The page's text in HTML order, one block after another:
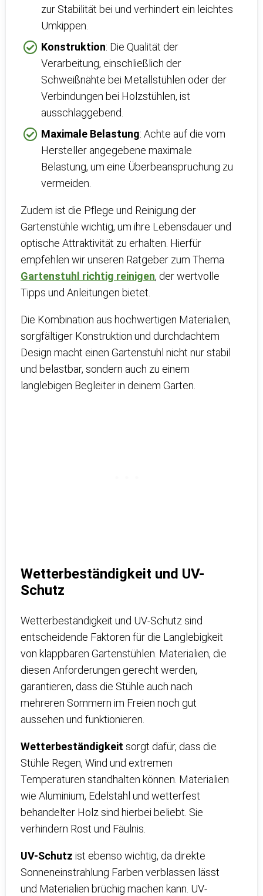
zur Stabilität bei und verhindert ein leichtes
Umkippen.
Konstruktion: Die Qualität der
Verarbeitung, einschließlich der
Schweißnähte bei Metallstühlen oder der
Verbindungen bei Holzstühlen, ist
ausschlaggebend.
Maximale Belastung: Achte auf die vom
Hersteller angegebene maximale
Belastung, um eine Überbeanspruchung zu
vermeiden.
Zudem ist die Pflege und Reinigung der
Gartenstühle wichtig, um ihre Lebensdauer und
optische Attraktivität zu erhalten. Hierfür
empfehlen wir unseren Ratgeber zum Thema
Gartenstuhl richtig reinigen, der wertvolle
Tipps und Anleitungen bietet.
Die Kombination aus hochwertigen Materialien,
sorgfältiger Konstruktion und durchdachtem
Design macht einen Gartenstuhl nicht nur stabil
und belastbar, sondern auch zu einem
langlebigen Begleiter in deinem Garten.
Wetterbeständigkeit und UV-
Schutz
Wetterbeständigkeit und UV-Schutz sind
entscheidende Faktoren für die Langlebigkeit
von klappbaren Gartenstühlen. Materialien, die
diesen Anforderungen gerecht werden,
garantieren, dass die Stühle auch nach
mehreren Sommern im Freien noch gut
aussehen und funktionieren.
Wetterbeständigkeit sorgt dafür, dass die
Stühle Regen, Wind und extremen
Temperaturen standhalten können. Materialien
wie Aluminium, Edelstahl und wetterfest
behandelter Holz sind hierbei beliebt. Sie
verhindern Rost und Fäulnis.
UV-Schutz ist ebenso wichtig, da direkte
Sonneneinstrahlung Farben verblassen lässt
und Materialien brüchig machen kann. UV-